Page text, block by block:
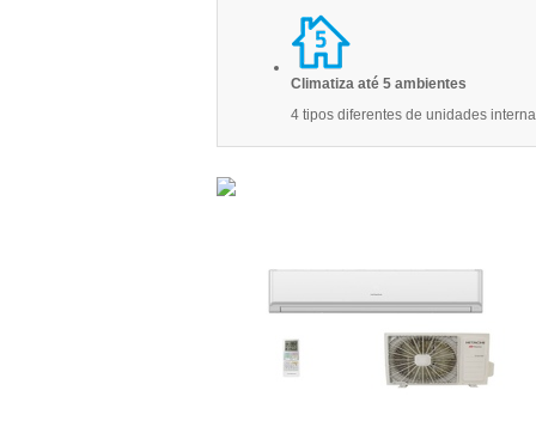
Climatiza até 5 ambientes
4 tipos diferentes de unidades